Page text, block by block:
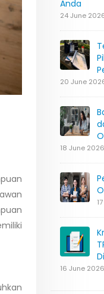
Anda
24 June 2026
20 June
18 June
16 June